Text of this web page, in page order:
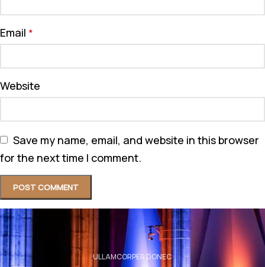
Email *
Website
Save my name, email, and website in this browser
for the next time I comment.
ULLAMCORPER DONEC